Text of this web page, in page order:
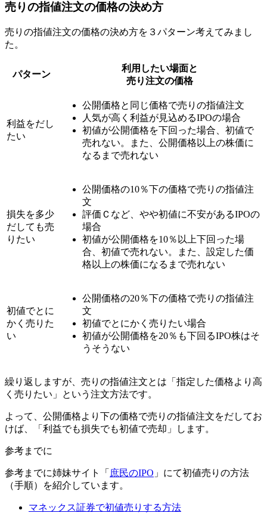
売りの指値注文の価格の決め方
売りの指値注文の価格の決め方を３パターン考えてみまし
た。
パターン
利用したい場面と
売り注文の価格
利益をだし
たい
公開価格と同じ価格で売りの指値注文
人気が高く利益が見込めるIPOの場合
初値が公開価格を下回った場合、初値で
売れない。また、公開価格以上の株価に
なるまで売れない
損失を多少
だしても売
りたい
公開価格の10％下の価格で売りの指値注
文
評価Ｃなど、やや初値に不安があるIPOの
場合
初値が公開価格を10％以上下回った場
合、初値で売れない。また、設定した価
格以上の株価になるまで売れない
初値でとに
かく売りた
い
公開価格の20％下の価格で売りの指値注
文
初値でとにかく売りたい場合
初値が公開価格を20％も下回るIPO株はそ
うそうない
繰り返しますが、売りの指値注文とは「指定した価格より高
く売りたい」という注文方法です。
よって、 公開価格より下の価格で売りの指値注文をだしてお
けば、「利益でも損失でも初値で売却」
します。
参考までに
参考までに姉妹サイト「 庶民のIPO 」にて初値売りの方法
（手順）を紹介しています。
マネックス証券で初値売りする方法